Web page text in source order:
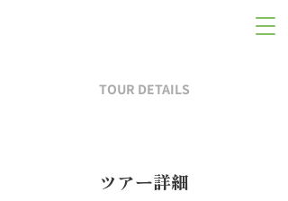
TOUR DETAILS
ツアー詳細